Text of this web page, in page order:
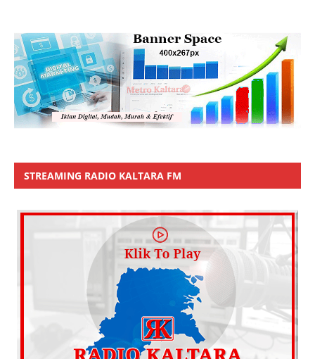
STREAMING RADIO KALTARA FM